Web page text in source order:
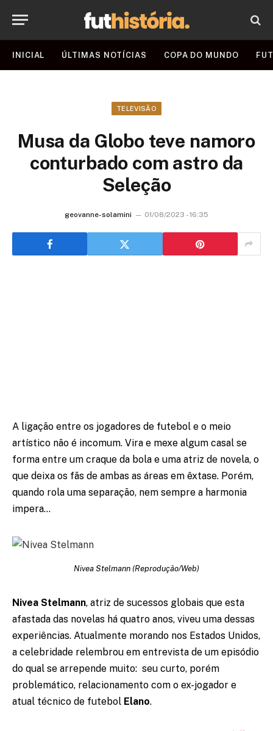
INICIAL ÚLTIMAS NOTÍCIAS COPA DO MUNDO
TELEVISÃO
Musa da Globo teve namoro
conturbado com astro da
Seleção
geovanne-solamini 01/08/2023 - 16:35
A ligação entre os jogadores de futebol e o meio
artístico não é incomum. Vira e mexe algum casal se
forma entre um craque da bola e uma atriz de novela, o
que deixa os fãs de ambas as áreas em êxtase. Porém,
quando rola uma separação, nem sempre a harmonia
impera…
Nivea Stelmann (Reprodução/Web)
Nivea Stelmann, atriz de sucessos globais que esta
afastada das novelas há quatro anos, viveu uma dessas
experiências. Atualmente morando nos Estados Unidos,
a celebridade relembrou em entrevista de um episódio
do qual se arrepende muito: seu curto, porém
problemático, relacionamento com o ex-jogador e
atual técnico de futebol Elano.